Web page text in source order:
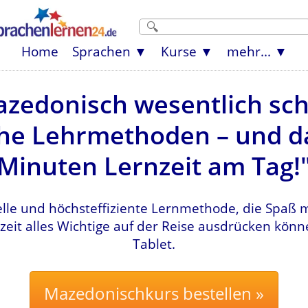
Home Sprachen Kurse mehr...
wesentlich
Lehrmethoden – und
Lernzeit am
und höchsteffiziente Lernmethode, die Spaß
alles Wichtige auf der Reise ausdrücken
Tablet.
Mazedonischkurs bestellen »